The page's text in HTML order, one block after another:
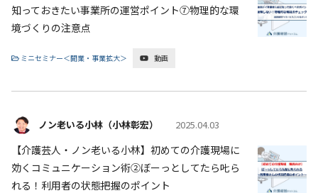
知っておきたい事業所の運営ポイント⑦物理的な環
境づくりの注意点
動画
ミニセミナー＜開業・事業拡大＞
ノン老いる小林（小林彰宏） 2025.04.03
【介護芸人・ノン老いる小林】初めての介護現場に
効くコミュニケーション術②ぼーっとしてたら𠮟ら
れる！利用者の状態把握のポイント